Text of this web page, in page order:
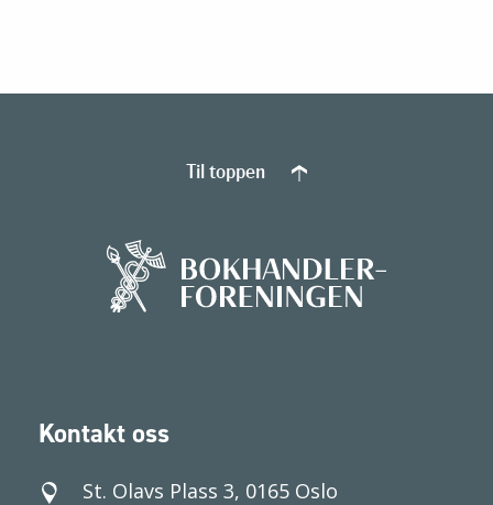
Kontakt oss
St. Olavs Plass 3, 0165 Oslo
Til toppen